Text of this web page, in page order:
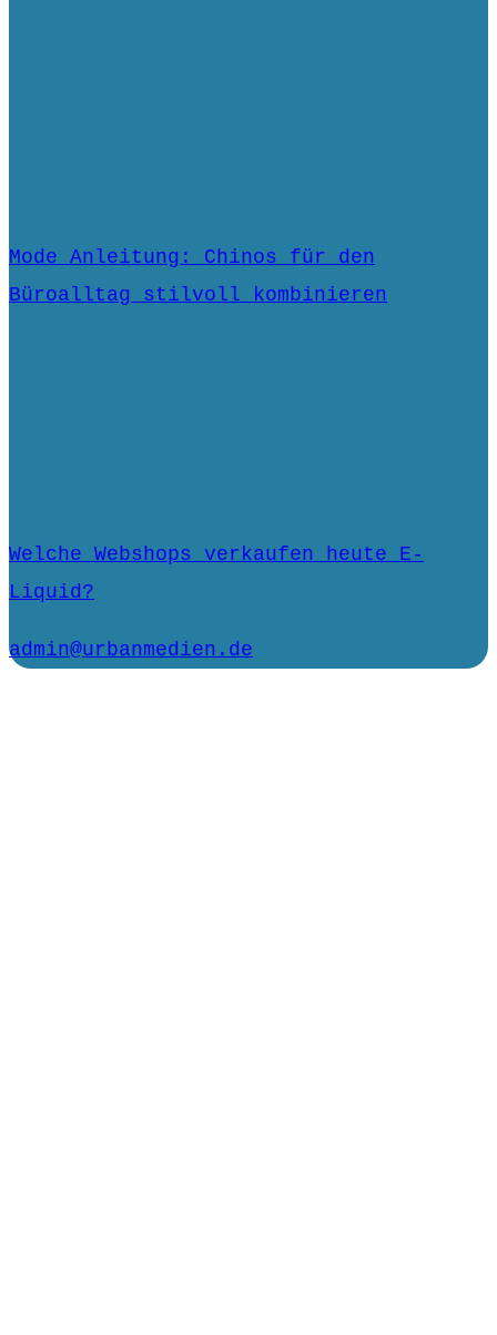
Mode Anleitung: Chinos für den
Büroalltag stilvoll kombinieren
Welche Webshops verkaufen heute E-
Liquid?
admin@urbanmedien.de